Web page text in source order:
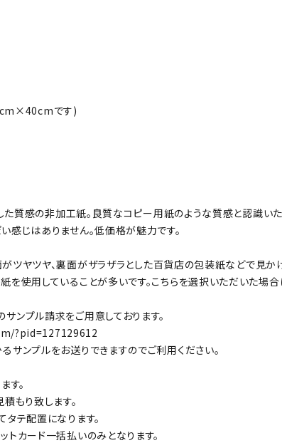
です)
した質感の非加工紙。良質なコピー用紙のような質感と認識い
感じはありません。低価格が魅力です。
がツヤツヤ、裏面がザラザラとした百貨店の包装紙などで見か
を使用していることが多いです。こちらを選択いただいた場
ンプル請求をご用意しております。
?pid=127129612
サンプルをお送りできますのでご利用ください。
す。
もり致します。
テ配置になります。
カード一括払いのみとなります。